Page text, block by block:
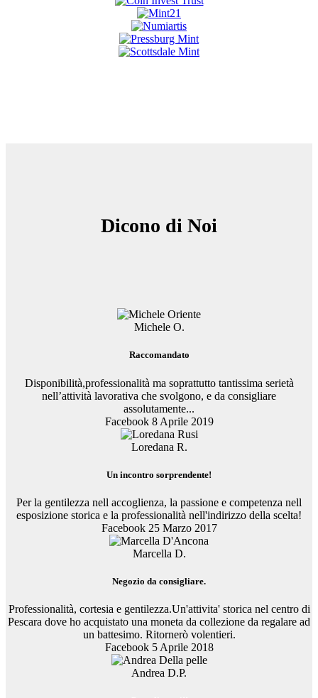
Dicono di Noi
Michele O.
Raccomandato
Disponibilità,professionalità ma soprattutto tantissima serietà
nell’attività lavorativa che svolgono, e da consigliare
assolutamente...
Facebook 8 Aprile 2019
Loredana R.
Un incontro sorprendente!
Per la gentilezza nell accoglienza, la passione e competenza nell
esposizione storica e la professionalità nell'indirizzo della scelta!
Facebook 25 Marzo 2017
Marcella D.
Negozio da consigliare.
Professionalità, cortesia e gentilezza.Un'attivita' storica nel centro di
Pescara dove ho acquistato una moneta da collezione da regalare ad
un battesimo. Ritornerò volentieri.
Facebook 5 Aprile 2018
Andrea D.P.